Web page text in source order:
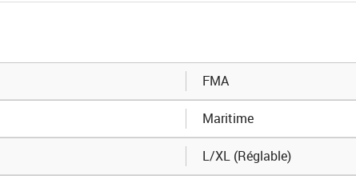
FMA
Maritime
L/XL (Réglable)